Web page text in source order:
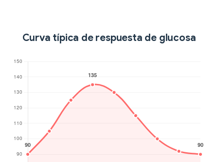
Curva típica de respuesta de glucosa